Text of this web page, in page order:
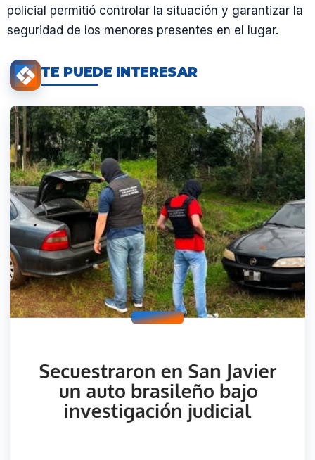
policial permitió controlar la situación y garantizar la
seguridad de los menores presentes en el lugar.
TE PUEDE INTERESAR